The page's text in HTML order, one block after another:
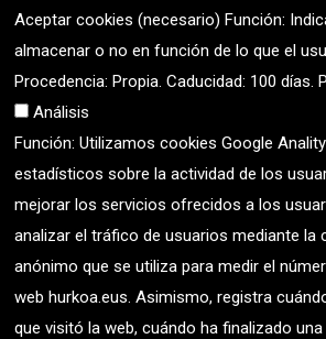
Aceptar cookies (necesario) Función:
almacenar o no en función de lo que el
Procedencia: Propia. Caducidad: 100 días.
Análisis
Función: Utilizamos cookies Google
estadísticos sobre la actividad de los
mejorar los servicios ofrecidos a los
analizar el tráfico de usuarios mediante la
anónimo que se utiliza para medir el
web hurkoa.eus. Asimismo, registra
que visitó la web, cuándo ha finalizado